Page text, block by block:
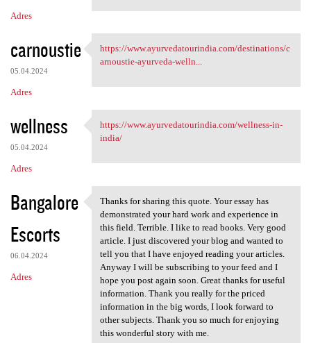
Adres
carnoustie
05.04.2024
Adres
https://www.ayurvedatourindia
https://www.ayurvedatourindia.com/destinations/c
arnoustie-ayurveda-welln...
wellness
05.04.2024
Adres
https://www.ayurvedatourindia
https://www.ayurvedatourindia.com/wellness-in-
india/
Bangalore
Escorts
06.04.2024
Adres
Thanks for sharing this quote
Thanks for sharing this quote. Your essay has
demonstrated your hard work and experience in
this field. Terrible. I like to read books. Very good
article. I just discovered your blog and wanted to
tell you that I have enjoyed reading your articles.
Anyway I will be subscribing to your feed and I
hope you post again soon. Great thanks for useful
information. Thank you really for the priced
information in the big words, I look forward to
other subjects. Thank you so much for enjoying
this wonderful story with me.